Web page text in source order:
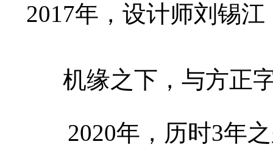
2017年，设计师刘锡
机缘之下，与方正
2020年，历时3年